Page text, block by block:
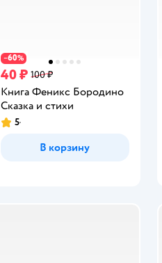
−60%
40 ₽ 100 ₽
Книга Феникс Бородино
Сказка и стихи
Рейтинг:
5
В корзину